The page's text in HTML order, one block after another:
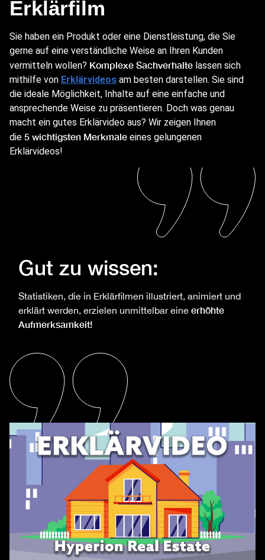
Erklärfilm
Sie haben ein Produkt oder eine Dienstleistung, die Sie
gerne auf eine verständliche Weise an Ihren Kunden
vermitteln wollen? Komplexe Sachverhalte lassen sich
mithilfe von Erklärvideos am besten darstellen. Sie sind
die ideale Möglichkeit, Inhalte auf eine einfache und
ansprechende Weise zu präsentieren. Doch was genau
macht ein gutes Erklärvideo aus? Wir zeigen Ihnen
die 5 wichtigsten Merkmale eines gelungenen
Erklärvideos!
Gut zu wissen:
Statistiken, die in Erklärfilmen illustriert, animiert und
erklärt werden, erzielen unmittelbar eine erhöhte
Aufmerksamkeit!